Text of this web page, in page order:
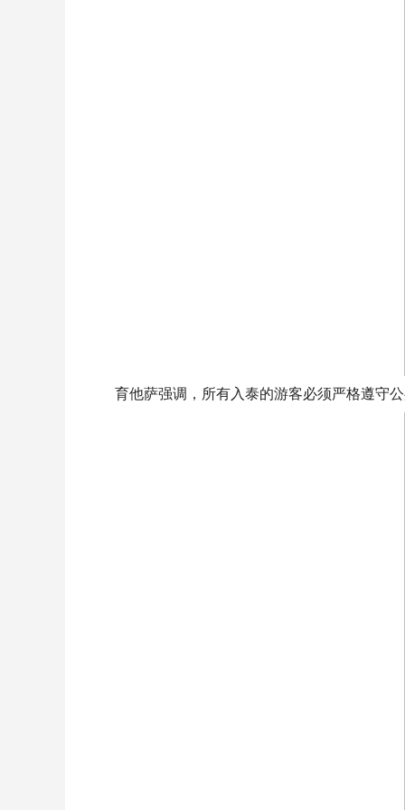
育他萨强调，所有入泰的游客必须严格遵守